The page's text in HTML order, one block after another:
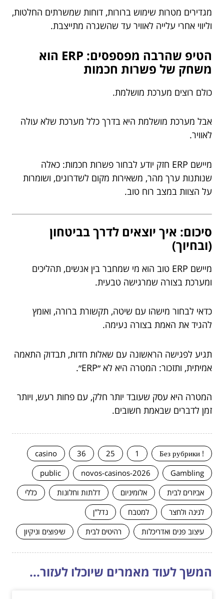
מגדירים מטרות שימוש ברורות, דוחות שמשרתים החלטות,
וליווי אחרי עלייה לאוויר עד שהשגרה מתייצבת.
הטיפ שהרבה מפספסים: ERP הוא
משחק של פשרות חכמות
כולם רוצים מערכת מושלמת.
אבל מערכת מושלמת היא בדרך כלל מערכת שלא עולה
לאוויר.
מיישם ERP חזק יודע לבחור פשרות חכמות: כאלה
שנותנות ערך מהר, משאירות מקום לשדרוגים, ושומרות
על הצוות במצב רוח טוב.
סיכום: איך יוצאים לדרך בביטחון
(ובחיוך)
מיישם ERP טוב הוא מי שמחבר בין אנשים, תהליכים
ומערכת בצורה שמרגישה טבעית.
כדאי לבחור מישהו עם שיטה, תקשורת ברורה, ואומץ
להגיד את האמת בצורה נעימה.
תגיע לפגישה הראשונה עם שאלות חדות, תבדוק התאמה
אמיתית, ותזכור: המטרה היא לא ״ERP״.
המטרה היא עסק שעובד יותר חלק, עם פחות רעש, ויותר
זמן לדברים שבאמת חשובים.
! Без рубрики
1
25
36
casino
Gambling
novos-casinos-2026
public
אביזרים לבית
אלומיניום דלתות וחלונות
כללי
לגינה ולחצר
למטבח
נדל"ן
עיצוב פנים ואדריכלות
רהיטים לבית שיפוצים וניקיון
המשך לעוד מאמרים שיוכלו לעזור...